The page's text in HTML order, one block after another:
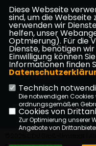
Impressum
Mitgliederbereich
CDU Kreisverband
CDU Hessen
CDU Deutschlands
Diese Webseite
sind, um die Webseite
verwenden wir
helfen, unser
Optmierung). Für die
Dienste, benötigen
Einwilligung können
Informationen finden
Technisch
Die notwendigen
ordnungsgemäßen
Cookies von
Zur Optimierung unserer
Angebote von